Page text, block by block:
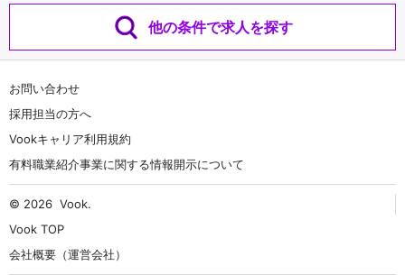
他の条件で求人を探す
お問い合わせ
採用担当の方へ
Vookキャリア利用規約
有料職業紹介事業に関する情報開示について
© 2026 Vook.
Vook TOP
会社概要（運営会社）